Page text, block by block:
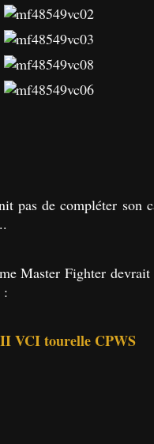
pas de compléter son
Master Fighter
:
VCI tourelle CPWS